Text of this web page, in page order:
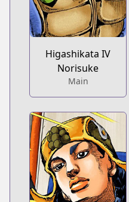
Higashikata IV
Norisuke
Main